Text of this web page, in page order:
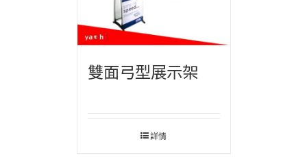
雙面弓型展示架
詳情